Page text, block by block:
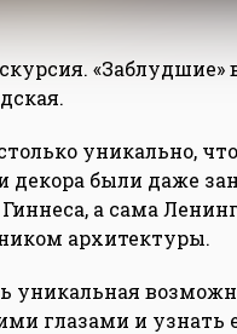
«Заблудшие»
уникально, что
декора были даже
а сама
архитектуры.
уникальная
глазами и узнать